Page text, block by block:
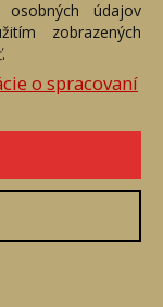
údajov
zobrazených
o spracovaní